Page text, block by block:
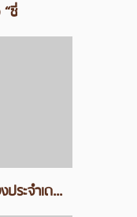
ชี่
ระจำเด...